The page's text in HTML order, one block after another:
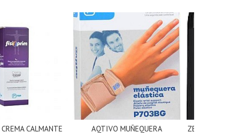
CALMANTE AQTIVO MUÑEQUERA ZENEMENT